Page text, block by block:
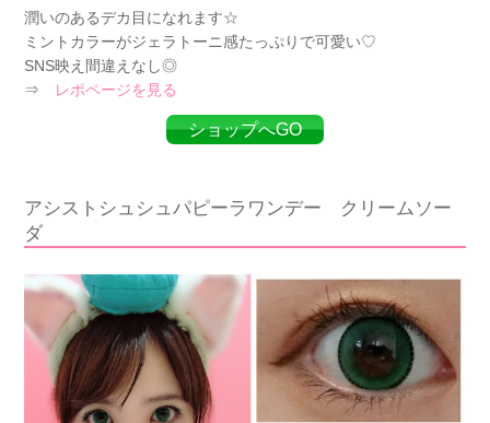
潤いのあるデカ目になれます☆
ミントカラーがジェラトーニ感たっぷりで可愛い♡
SNS映え間違えなし◎
⇒ レポページを見る
ショップへGO
アシストシュシュパピーラワンデー クリームソー
ダ